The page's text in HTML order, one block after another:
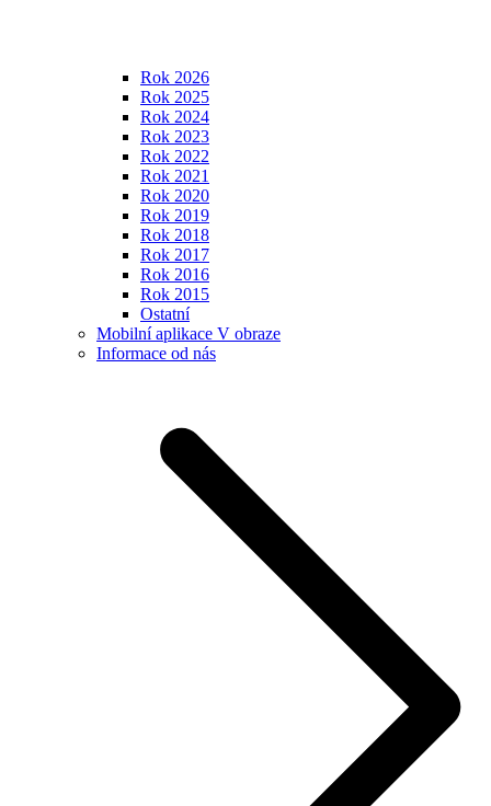
Rok 2026
Rok 2025
Rok 2024
Rok 2023
Rok 2022
Rok 2021
Rok 2020
Rok 2019
Rok 2018
Rok 2017
Rok 2016
Rok 2015
Ostatní
Mobilní aplikace V obraze
Informace od nás